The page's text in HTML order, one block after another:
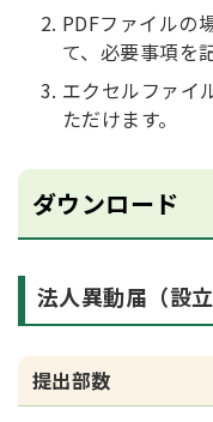
PDFファイルの
て、必要事項を
エクセルファイ
ただけます。
ダウンロード
法人異動届（設
提出部数